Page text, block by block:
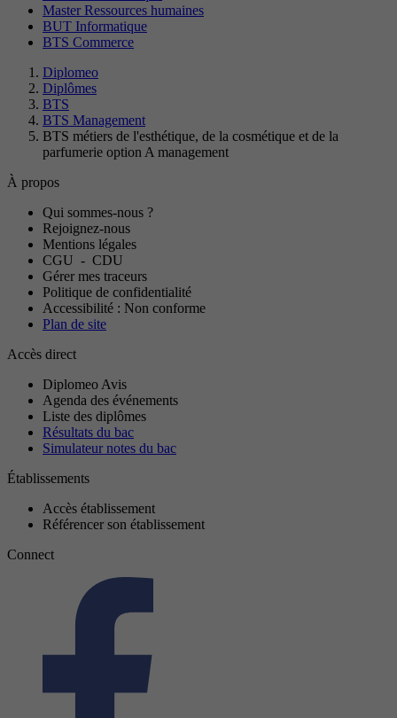
Master Ressources humaines
BUT Informatique
BTS Commerce
Diplomeo
Diplômes
BTS
BTS Management
BTS métiers de l'esthétique, de la cosmétique et de la
parfumerie option A management
À propos
Qui sommes-nous ?
Rejoignez-nous
Mentions légales
CGU - CDU
Gérer mes traceurs
Politique de confidentialité
Accessibilité : Non conforme
Plan de site
Accès direct
Diplomeo Avis
Agenda des événements
Liste des diplômes
Résultats du bac
Simulateur notes du bac
Établissements
Accès établissement
Référencer son établissement
Connect